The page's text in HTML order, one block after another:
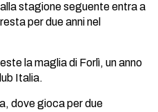
stagione seguente entra a
per due anni nel
la maglia di Forlì, un anno
Italia.
dove gioca per due